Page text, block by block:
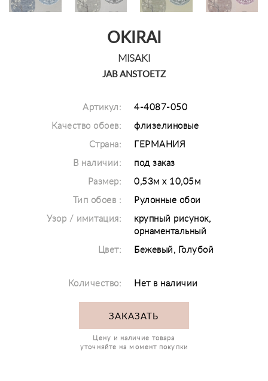
OKIRAI
MISAKI
JAB ANSTOETZ
Артикул: 4-4087-050
Качество обоев: флизелиновые
Страна: ГЕРМАНИЯ
В наличии: под заказ
Размер: 0,53м х 10,05м
Тип обоев : Рулонные обои
Узор / имитация:
крупный рисунок,
орнаментальный
Цвет: Бежевый, Голубой
Количество: Нет в наличии
ЗАКАЗАТЬ
Цену и наличие товара
уточняйте на момент покупки